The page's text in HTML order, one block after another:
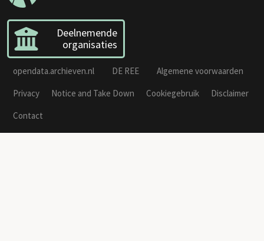
Deelnemende
organisaties
opendata.archieven.nl DE REE
Algemene voorwaarden
Privacy
Notice and Take Down Cookiegebruik
Disclaimer
Contact